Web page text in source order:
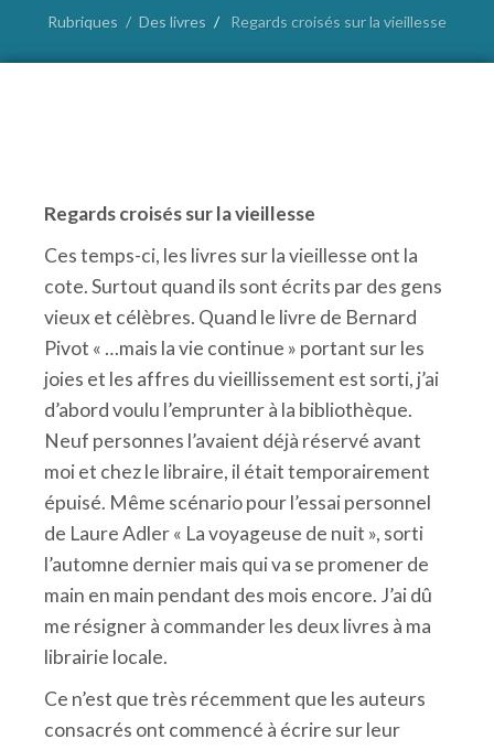
Rubriques Des livres Regards croisés sur la vieillesse
Regards croisés sur la vieillesse
Ces temps-ci, les livres sur la vieillesse ont la
cote. Surtout quand ils sont écrits par des gens
vieux et célèbres. Quand le livre de Bernard
Pivot « …mais la vie continue » portant sur les
joies et les affres du vieillissement est sorti, j’ai
d’abord voulu l’emprunter à la bibliothèque.
Neuf personnes l’avaient déjà réservé avant
moi et chez le libraire, il était temporairement
épuisé. Même scénario pour l’essai personnel
de Laure Adler « La voyageuse de nuit », sorti
l’automne dernier mais qui va se promener de
main en main pendant des mois encore. J’ai dû
me résigner à commander les deux livres à ma
librairie locale.
Ce n’est que très récemment que les auteurs
consacrés ont commencé à écrire sur leur